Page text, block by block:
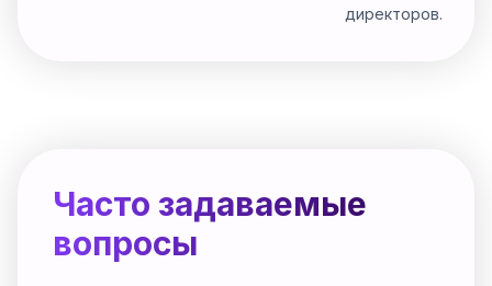
директоров.
Часто задаваемые
вопросы